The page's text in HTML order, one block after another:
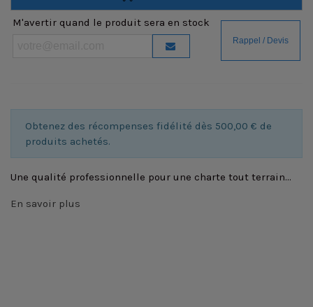
M'avertir quand le produit sera en stock
Obtenez des récompenses fidélité dès 500,00 € de
produits achetés.
Une qualité professionnelle pour une charte tout terrain...
En savoir plus